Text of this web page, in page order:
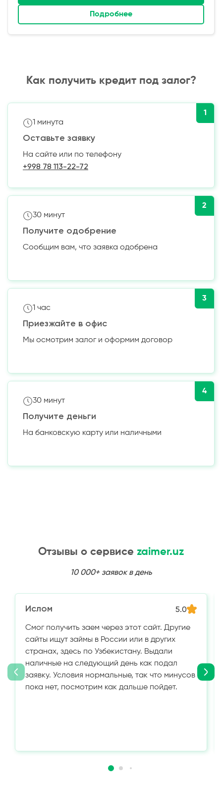
Подробнее
Как получить кредит под залог?
1
1 минута
Оставьте заявку
На сайте или по телефону
+998 78 113-22-72
2
30 минут
Получите одобрение
Сообщим вам, что заявка одобрена
3
1 час
Приезжайте в офис
Мы осмотрим залог и оформим договор
4
30 минут
Получите деньги
На банковскую карту или наличными
Отзывы о сервисе zaimer.uz
10 000+ заявок в день
Ислом 5.0
Смог получить заем через этот сайт. Другие
сайты ищут займы в России или в других
странах, здесь по Узбекистану. Выдали
наличные на следующий день как подал
заявку. Условия нормальные, так что минусов
пока нет, посмотрим как дальше пойдет.